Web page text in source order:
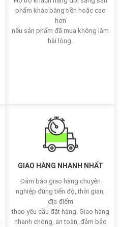
phẩm khác bằng tiền hoặc cao
hơn
nếu sản phẩm đã mua không làm
hài lòng.
GIAO HÀNG NHANH NHẤT
Đảm bảo giao hàng chuyên
nghiệp đúng tiến độ, thời gian,
địa điểm
theo yêu cầu đặt hàng. Giao hàng
nhanh chóng, an toàn, đảm bảo